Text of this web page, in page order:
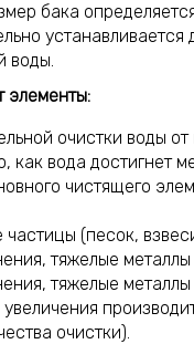
бака
устанавливается
воды.
элементы:
очистки воды
как вода достигнет
чистящего
(песок,
тяжелые металлы
тяжелые металлы
очистки).